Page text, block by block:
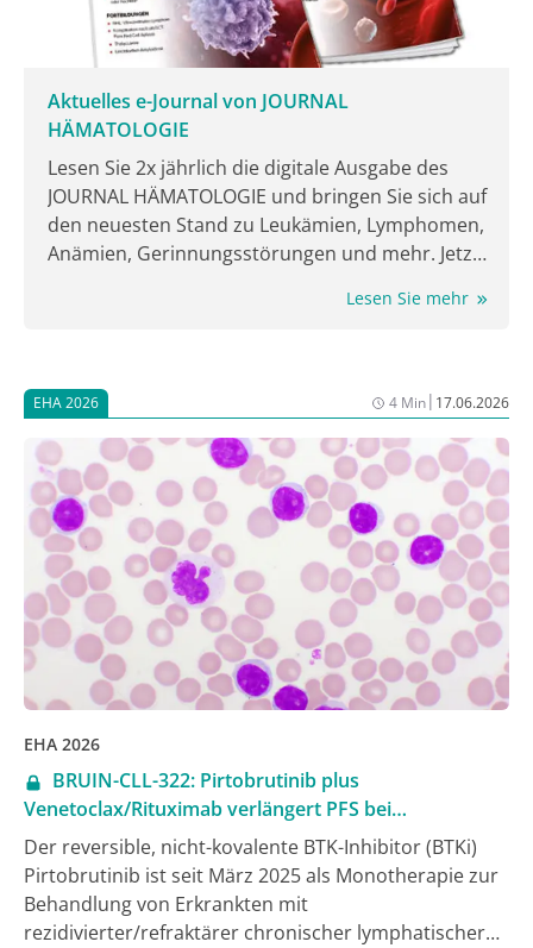
erreicht [1].
Aktuelles e-Journal von JOURNAL
HÄMATOLOGIE
Lesen Sie 2x jährlich die digitale Ausgabe des
JOURNAL HÄMATOLOGIE und bringen Sie sich auf
den neuesten Stand zu Leukämien, Lymphomen,
Anämien, Gerinnungsstörungen und mehr. Jetzt
Lesen Sie mehr
EHA 2026 4 Min| 17.06.2026
EHA 2026
BRUIN-CLL-322: Pirtobrutinib plus
Venetoclax/Rituximab verlängert PFS bei
vorbehandelter CLL
Der reversible, nicht-kovalente BTK-Inhibitor (BTKi)
Pirtobrutinib ist seit März 2025 als Monotherapie zur
Behandlung von Erkrankten mit
rezidivierter/refraktärer chronischer lymphatischer